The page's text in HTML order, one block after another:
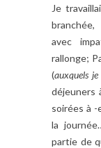
Je
avec
rallonge;
(auxquels je
déjeuners
soirées à
la
partie de